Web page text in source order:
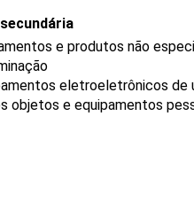
e produtos não
eletroeletrônicos
objetos e equipamentos